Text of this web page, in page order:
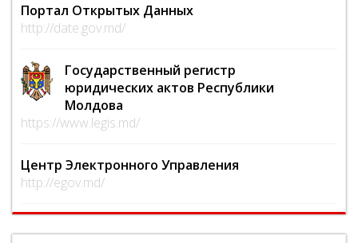
Портал Открытых Данных
http://date.gov.md/
Государственный регистр
юридических актов Республики
Молдова
https://www.legis.md/
Центр Электронного Управления
http://egov.md/